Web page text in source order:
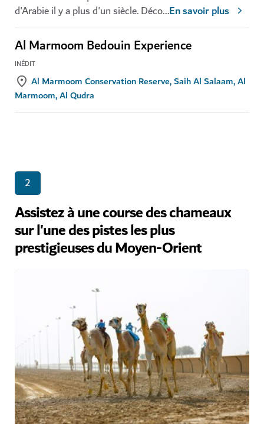
d'Arabie il y a plus d'un siècle. Déco...En savoir plus
Al Marmoom Bedouin Experience
INÉDIT
Al Marmoom Conservation Reserve, Saih Al Salaam, Al
Marmoom, Al Qudra
2
Assistez à une course des chameaux
sur l'une des pistes les plus
prestigieuses du Moyen-Orient